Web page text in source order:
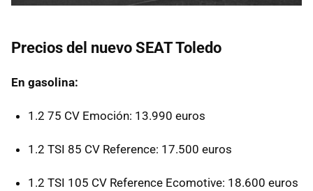
Precios del nuevo SEATToledo
En gasolina:
1.2 75 CV Emoción: 13.990 euros
1.2 TSI 85 CV Reference: 17.500 euros
1.2 TSI 105 CV Reference Ecomotive: 18.600 euros